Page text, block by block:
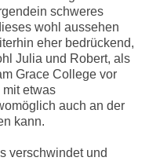
schweres
wohl aussehen
eher bedrückend,
Julia und Robert, als
Grace College vor
mit etwas
auch an der
kann.
verschwindet und